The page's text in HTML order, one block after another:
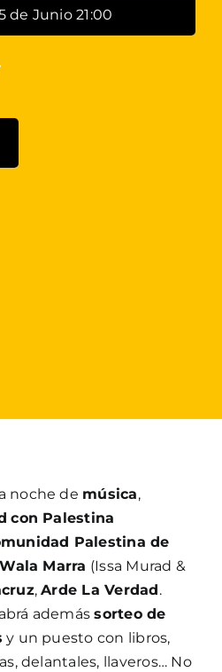
de Junio 21:00
noche de música,
con Palestina
Palestina de
Wala Marra (Issa Murad &
,Arde La Verdad.
ademássorteo de
y un puesto con libros,
delantales, llaveros… No